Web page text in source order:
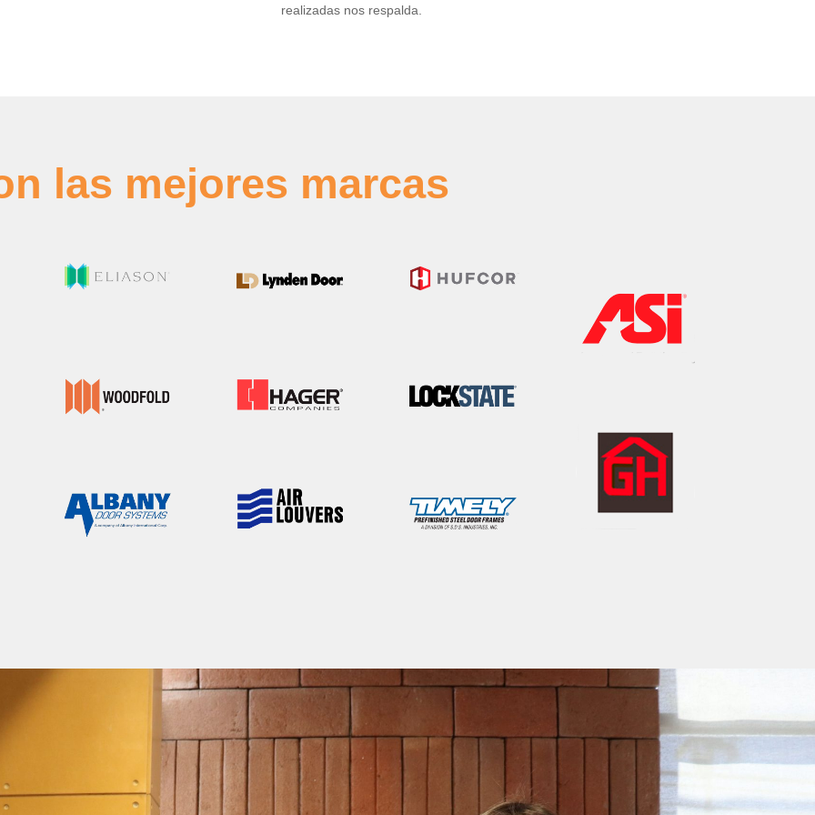
realizadas nos respalda.
las mejores marcas